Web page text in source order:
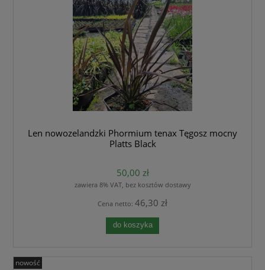
Len nowozelandzki Phormium tenax Tęgosz mocny
Platts Black
50,00 zł
zawiera 8% VAT, bez kosztów dostawy
Cena netto: 46,30 zł
do koszyka
nowość